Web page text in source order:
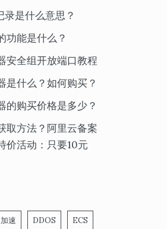
是什么意思？
功能是什么？
安全组开放端口教程
是什么？如何购买？
的购买价格是多少？
取方法？阿里云备案
价活动：只要10元
速 DDOS ECS